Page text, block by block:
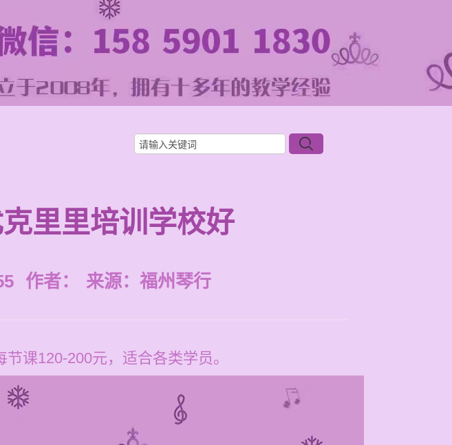
里里培训学校好
作者： 来源： 福州琴行
课120-200元，适合各类学员。